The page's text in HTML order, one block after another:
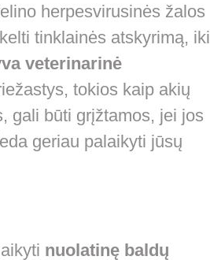
herpesvirusinės žalos
tinklainės atskyrimą, iki
veterinarinė
tokios kaip akių
gali būti grįžtamos, jei jos
geriau palaikyti jūsų
nuolatinę baldų